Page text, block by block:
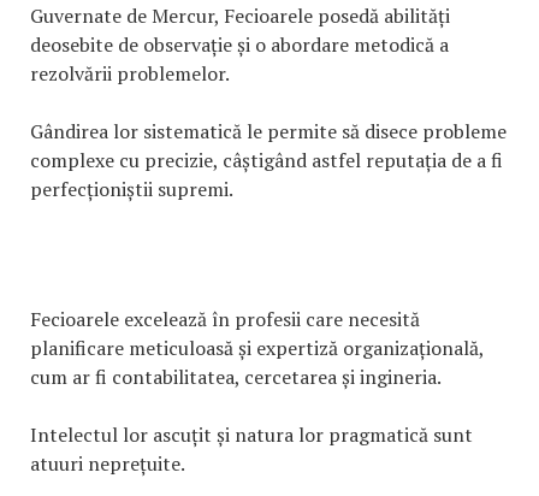
Guvernate de Mercur, Fecioarele posedă abilități
deosebite de observație și o abordare metodică a
rezolvării problemelor.
Gândirea lor sistematică le permite să disece probleme
complexe cu precizie, câștigând astfel reputația de a fi
perfecționiștii supremi.
Fecioarele excelează în profesii care necesită
planificare meticuloasă și expertiză organizațională,
cum ar fi contabilitatea, cercetarea și ingineria.
Intelectul lor ascuțit și natura lor pragmatică sunt
atuuri neprețuite.